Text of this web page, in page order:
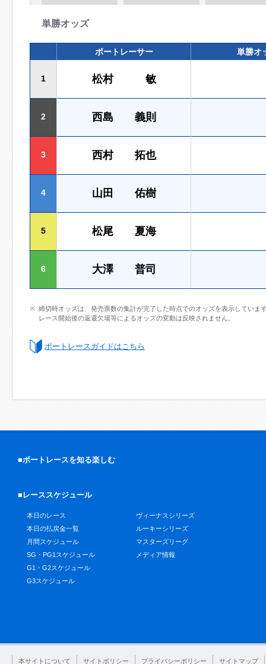
単勝オッズ
ボートレーサー 単勝オ
1 松村 敏
2 西島 義則
3 西村 拓也
4 山田 佑樹
5 松尾 夏海
6 大澤 普司
締切時オッズは、発売票数の集計が完了した時点でのオッズを表示していま
レース開始後の返還欠場等によるオッズの変動は反映されません。
ボートレースガイドはこちら
■ボートレースを知る楽しむ
■レーススケジュール
本日のレース
本日の払戻金一覧
月間スケジュール
SG・PG1スケジュール
G1・G2スケジュール
G3スケジュール
ヴィーナスシリーズ
ルーキーシリーズ
マスターズリーグ
メディア情報
本サイトについて サイトポリシー プライバシーポリシー サイトマップ